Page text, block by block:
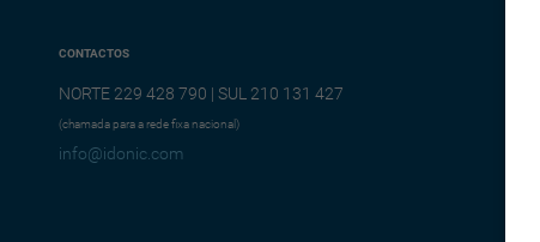
CONTACTOS
NORTE 229 428 790 | SUL 210 131 427
(chamada para a rede fixa nacional)
info@idonic.com